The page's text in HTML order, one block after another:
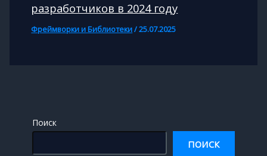
разработчиков в 2024 году
Фреймворки и Библиотеки/25.07.2025
Поиск
ПОИСК